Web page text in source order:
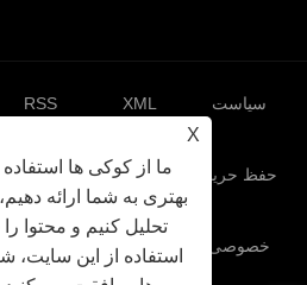
X
ما از کوکی ها
بهتری به شما ارائه
تحلیل کنیم و محتوا
استفاده از این سایت،
RSS XML سیاست
حفظ حریم
خصوصی